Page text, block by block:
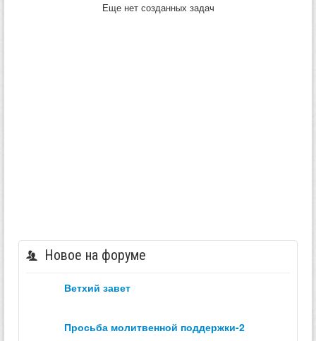
Еще нет созданных задач
Новое на форуме
ветхий завет
просьба молитвенной поддержки-2